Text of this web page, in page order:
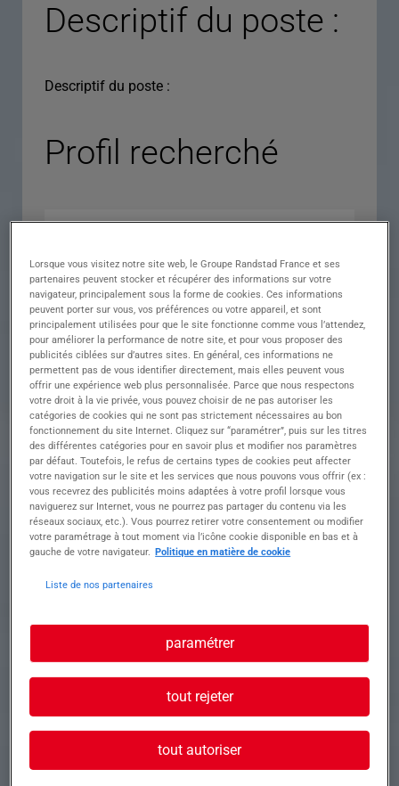
Descriptif du poste :
Descriptif du poste :
Profil recherché
Expérience
Salaire
Contrat
Ville
()
Référence Annonce n°
Contact
Tél.
Postuler à cette offre
Lorsque vous visitez notre site web, le Groupe Randstad France et ses
partenaires peuvent stocker et récupérer des informations sur votre
navigateur, principalement sous la forme de cookies. Ces informations
peuvent porter sur vous, vos préférences ou votre appareil, et sont
principalement utilisées pour que le site fonctionne comme vous l’attendez,
pour améliorer la performance de notre site, et pour vous proposer des
publicités ciblées sur d’autres sites. En général, ces informations ne
permettent pas de vous identifier directement, mais elles peuvent vous
offrir une expérience web plus personnalisée. Parce que nous respectons
votre droit à la vie privée, vous pouvez choisir de ne pas autoriser les
catégories de cookies qui ne sont pas strictement nécessaires au bon
fonctionnement du site Internet. Cliquez sur “paramétrer”, puis sur les titres
des différentes catégories pour en savoir plus et modifier nos paramètres
par défaut. Toutefois, le refus de certains types de cookies peut affecter
votre navigation sur le site et les services que nous pouvons vous offrir (ex :
vous recevrez des publicités moins adaptées à votre profil lorsque vous
naviguerez sur Internet, vous ne pourrez pas partager du contenu via les
réseaux sociaux, etc.). Vous pourrez retirer votre consentement ou modifier
votre paramétrage à tout moment via l’icône cookie disponible en bas et à
gauche de votre navigateur. Politique en matière de cookie
Liste de nos partenaires
paramétrer
tout rejeter
tout autoriser